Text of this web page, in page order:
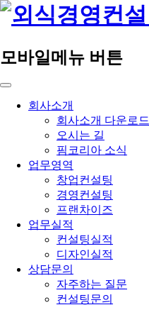
모바일메뉴 버튼
회사소개
회사소개 다운로드
오시는 길
핌코리아 소식
업무영역
창업컨설팅
경영컨설팅
프랜차이즈
업무실적
컨설팅실적
디자인실적
상담문의
자주하는 질문
컨설팅문의